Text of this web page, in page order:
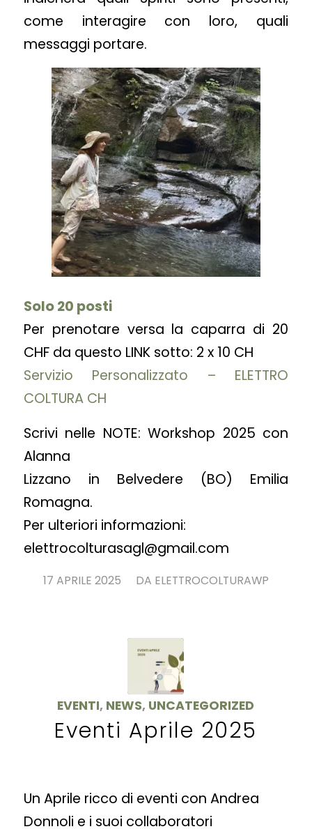
come interagire con loro, quali
messaggi portare.
Solo 20 posti
Per prenotare versa la caparra di 20
CHF da questo LINK sotto: 2 x 10 CH
Servizio Personalizzato – ELETTRO
COLTURA CH
Scrivi nelle NOTE: Workshop 2025 con
Alanna
Lizzano in Belvedere (BO) Emilia
Romagna.
Per ulteriori informazioni:
elettrocolturasagl@gmail.com
17 APRILE 2025
/ DA ELETTROCOLTURAWP
EVENTI, NEWS, UNCATEGORIZED
Eventi Aprile 2025
Un Aprile ricco di eventi con Andrea
Donnoli e i suoi collaboratori